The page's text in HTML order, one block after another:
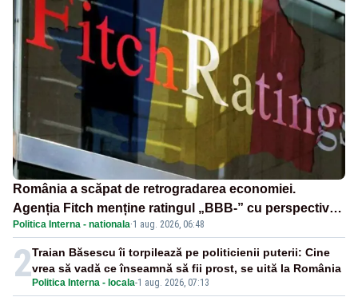
România a scăpat de retrogradarea economiei.
Agenția Fitch menține ratingul „BBB-” cu perspectivă
negativă
Politica Interna - nationala·1 aug. 2026, 06:48
2 Politica Interna - locala-1 aug. 2026, 07:13
Traian Băsescu îi torpilează pe politicienii puterii: Cine
vrea să vadă ce înseamnă să fii prost, se uită la România